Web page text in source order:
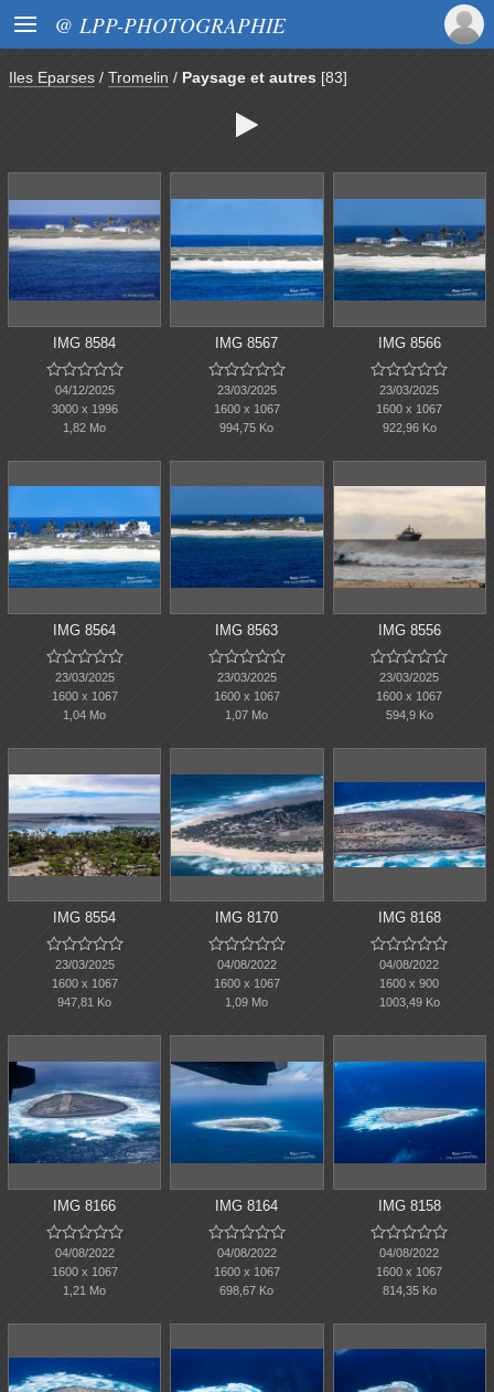
 @ LPP-PHOTOGRAPHIE
Iles Eparses / Tromelin / Paysage et autres [83]

IMG 8584

04/12/2025
3000 x 1996
1,82 Mo
IMG 8567

23/03/2025
1600 x 1067
994,75 Ko
IMG 8566

23/03/2025
1600 x 1067
922,96 Ko
IMG 8564

23/03/2025
1600 x 1067
1,04 Mo
IMG 8563

23/03/2025
1600 x 1067
1,07 Mo
IMG 8556

23/03/2025
1600 x 1067
594,9 Ko
IMG 8554

23/03/2025
1600 x 1067
947,81 Ko
IMG 8170

04/08/2022
1600 x 1067
1,09 Mo
IMG 8168

04/08/2022
1600 x 900
1003,49 Ko
IMG 8166

04/08/2022
1600 x 1067
1,21 Mo
IMG 8164

04/08/2022
1600 x 1067
698,67 Ko
IMG 8158

04/08/2022
1600 x 1067
814,35 Ko